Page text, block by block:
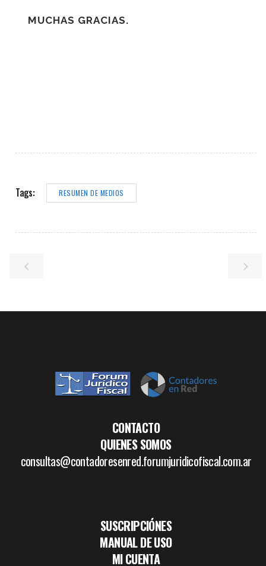
MUCHAS GRACIAS.
Tags: RESUMEN DE MEDIOS
CONTACTO
QUIENES SOMOS
consultas@contadoresenred.forumjuridicofiscal.com.ar
SUSCRIPCIÓNES
MANUAL DE USO
MI CUENTA